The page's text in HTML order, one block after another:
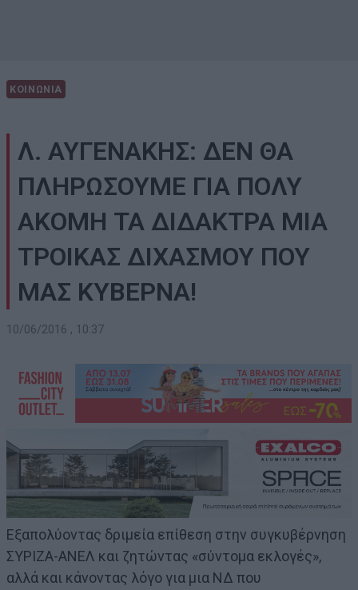
ΚΟΙΝΩΝΙΑ
Λ. ΑΥΓΕΝΑΚΗΣ: ΔΕΝ ΘΑ
ΠΛΗΡΩΣΟΥΜΕ ΓΙΑ ΠΟΛΥ
ΑΚΟΜΗ ΤΑ ΔΙΔΑΚΤΡΑ ΜΙΑ
ΤΡΟΙΚΑΣ ΔΙΧΑΣΜΟΥ ΠΟΥ
ΜΑΣ ΚΥΒΕΡΝΑ!
10/06/2016 , 10:37
Εξαπολύοντας δριμεία επίθεση στην συγκυβέρνηση
ΣΥΡΙΖΑ-ΑΝΕΛ και ζητώντας «σύντομα εκλογές»,
αλλά και κάνοντας λόγο για μια ΝΔ που